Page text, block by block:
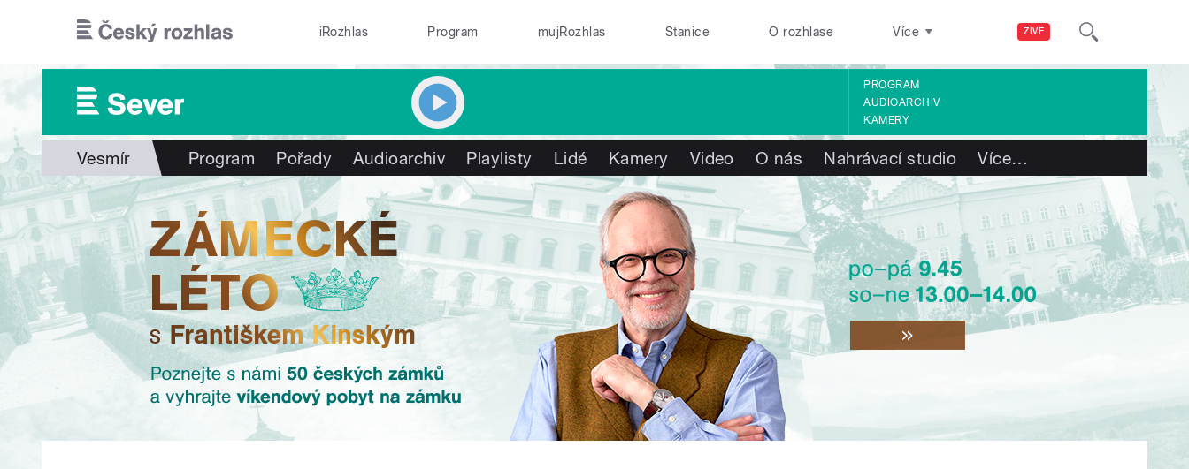
ŽIVĚ
iRozhlas Program mujRozhlas Stanice O rozhlase Více
PROGRAM
AUDIOARCHIV
KAMERY
Vesmír Program Pořady Audioarchiv Playlisty Lidé Kamery Video O nás Nahrávací studio Více…